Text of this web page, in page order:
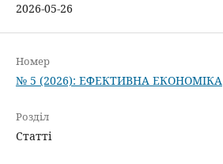
2026-05-26
Номер
№ 5 (2026): ЕФЕКТИВНА ЕКОНОМІКА
Розділ
Статті